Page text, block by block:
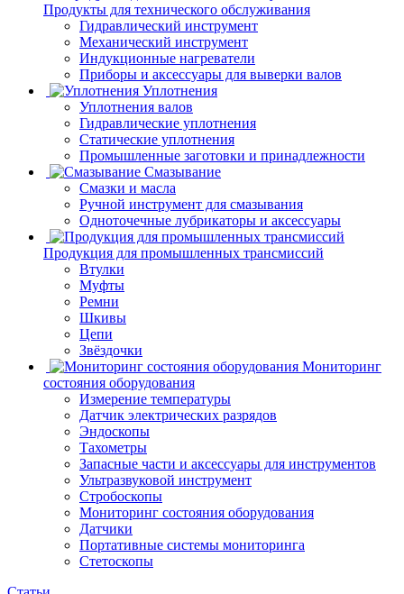
Продукты для технического обслуживания
Гидравлический инструмент
Механический инструмент
Индукционные нагреватели
Приборы и аксессуары для выверки валов
Уплотнения
Уплотнения валов
Гидравлические уплотнения
Статические уплотнения
Промышленные заготовки и принадлежности
Смазывание
Смазки и масла
Ручной инструмент для смазывания
Одноточечные лубрикаторы и аксессуары
Продукция для промышленных трансмиссий
Втулки
Муфты
Ремни
Шкивы
Цепи
Звёздочки
Мониторинг
состояния оборудования
Измерение температуры
Датчик электрических разрядов
Эндоскопы
Тахометры
Запасные части и аксессуары для инструментов
Ультразвуковой инструмент
Стробоскопы
Мониторинг состояния оборудования
Датчики
Портативные системы мониторинга
Стетоскопы